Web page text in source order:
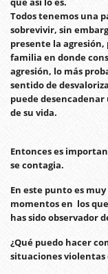
Todos tenemos una
sobrevivir, sin
presente la
familia en donde
agresión, lo más
sentido de
puede
de su vida.
Entonces es
se contagia.
En este punto es
momentos en los
has sido observador
¿Qué puedo hacer
situaciones violentas